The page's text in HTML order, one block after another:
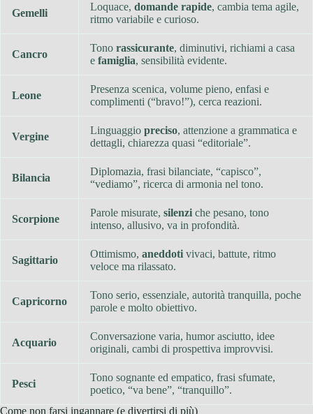
Gemelli
Loquace, domande rapide, cambia tema agile,
ritmo variabile e curioso.
Cancro
Tono rassicurante, diminutivi, richiami a casa
e famiglia, sensibilità evidente.
Leone
Presenza scenica, volume pieno, enfasi e
complimenti (“bravo!”), cerca reazioni.
Vergine
Linguaggio preciso, attenzione a grammatica e
dettagli, chiarezza quasi “editoriale”.
Bilancia
Diplomazia, frasi bilanciate, “capisco”,
“vediamo”, ricerca di armonia nel tono.
Scorpione
Parole misurate, silenzi che pesano, tono
intenso, allusivo, va in profondità.
Sagittario
Ottimismo, aneddoti vivaci, battute, ritmo
veloce ma rilassato.
Capricorno
Tono serio, essenziale, autorità tranquilla, poche
parole e molto obiettivo.
Acquario
Conversazione varia, humor asciutto, idee
originali, cambi di prospettiva improvvisi.
Pesci
Tono sognante ed empatico, frasi sfumate,
poetico, “va bene”, “tranquillo”.
Come non farsi ingannare (e divertirsi di più)